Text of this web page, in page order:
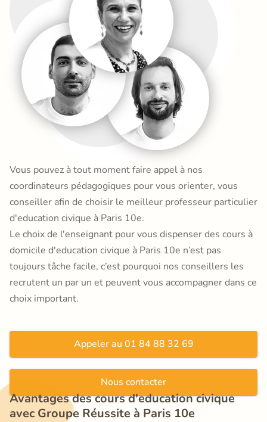
Vous pouvez à tout moment faire appel à nos
coordinateurs pédagogiques pour vous orienter, vous
conseiller afin de choisir le meilleur professeur particulier
d'education civique à Paris 10e.
Le choix de l'enseignant pour vous dispenser des cours à
domicile d'education civique à Paris 10e n’est pas
toujours tâche facile, c’est pourquoi nos conseillers les
recrutent un par un et peuvent vous accompagner dans ce
choix important.
Appeler au 01 84 88 32 69
Nous contacter
Avantages des cours d'education civique
avec Groupe Réussite à Paris 10e